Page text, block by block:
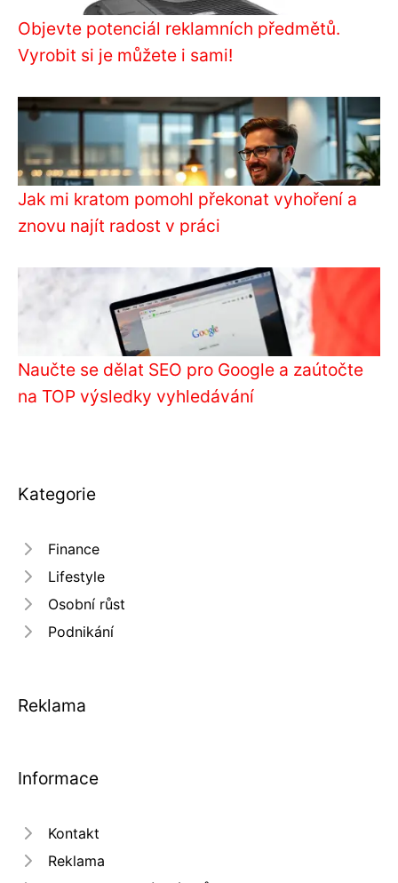
Objevte potenciál reklamních předmětů.
Vyrobit si je můžete i sami!
Jak mi kratom pomohl překonat vyhoření a
znovu najít radost v práci
Naučte se dělat SEO pro Google a zaútočte
na TOP výsledky vyhledávání
Kategorie
Finance
Lifestyle
Osobní růst
Podnikání
Reklama
Informace
Kontakt
Reklama